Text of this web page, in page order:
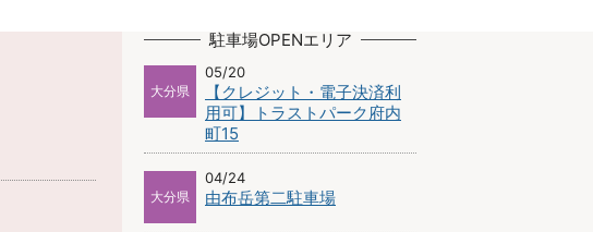
駐車場OPENエリア
大分県
05/20
【クレジット・電子決済利
用可】トラストパーク府内
町15
大分県
04/24
由布岳第二駐車場